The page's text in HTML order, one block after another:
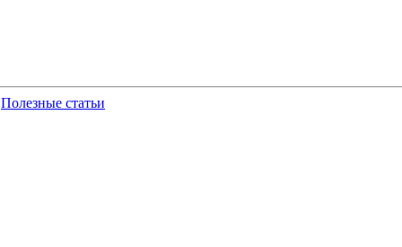
Полезные статьи